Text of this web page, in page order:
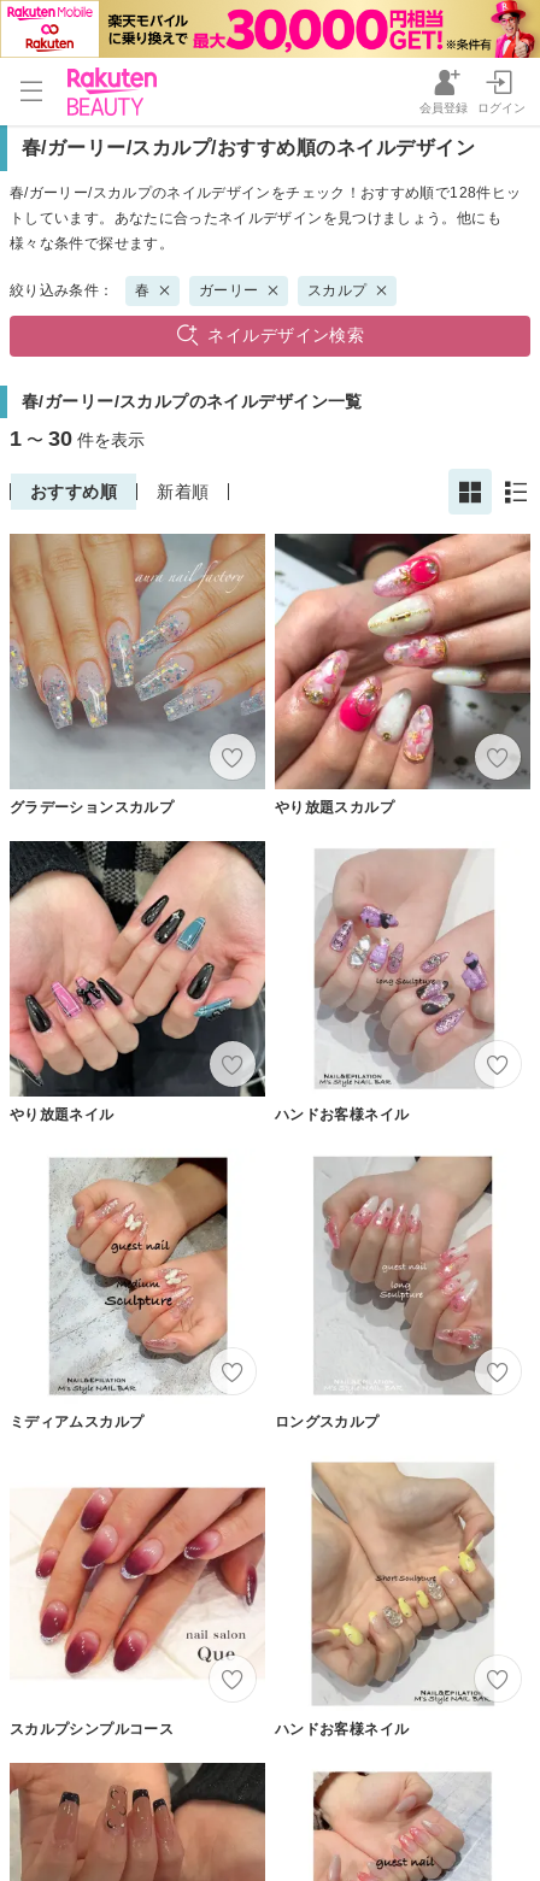
会員登録 ログイン
春/ガーリー/スカルプ/おすすめ順のネイルデザイン
春/ガーリー/スカルプのネイルデザインをチェック！おすすめ順で128件ヒッ
トしています。あなたに合ったネイルデザインを見つけましょう。他にも
様々な条件で探せます。
絞り込み条件： 春 ガーリー スカルプ
ネイルデザイン検索
春/ガーリー/スカルプのネイルデザイン一覧
1 〜 30 件を表示
おすすめ順 新着順
グラデーションスカルプ やり放題スカルプ
やり放題ネイル ハンドお客様ネイル
ミディアムスカルプ ロングスカルプ
スカルプシンプルコース ハンドお客様ネイル